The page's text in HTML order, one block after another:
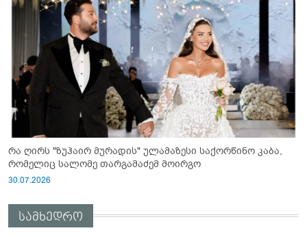
რა ღირს "ზუჰაირ მურადის" ულამაზესი საქორწინო კაბა,
რომელიც სალომე თარგამაძემ მოირგო
30.07.2026
სამხედრო